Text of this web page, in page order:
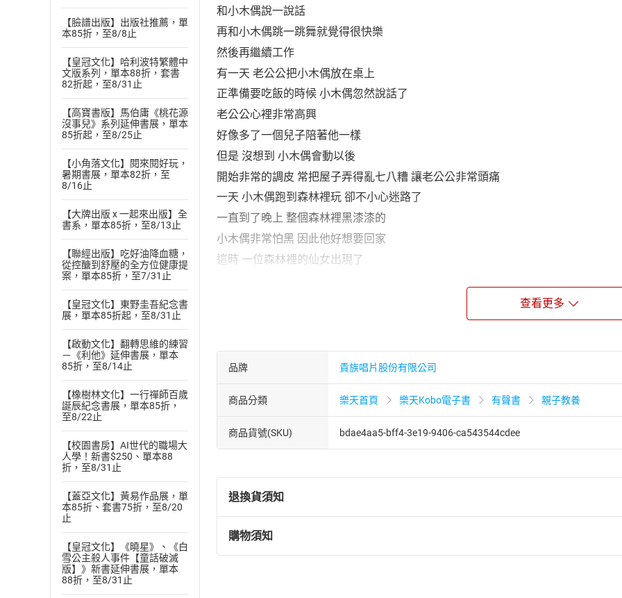
【臉譜出版】出版社推薦，單
本85折，至8/8止
【皇冠文化】哈利波特繁體中
文版系列，單本88折，套書
82折起，至8/31止
【高寶書版】馬伯庸《桃花源
沒事兒》系列延伸書展，單本
85折起，至8/25止
【小角落文化】閱來閱好玩，
暑期書展，單本82折，至
8/16止
【大牌出版 x 一起來出版】全
書系，單本85折，至8/13止
【聯經出版】吃好油降血糖，
從控醣到舒壓的全方位健康提
案，單本85折，至7/31止
【皇冠文化】東野圭吾紀念書
展，單本85折起，至8/31止
【啟動文化】翻轉思維的練習
－《利他》延伸書展，單本
85折，至8/14止
【橡樹林文化】一行禪師百歲
誕辰紀念書展，單本85折，
至8/22止
【校園書房】AI世代的職場大
人學！新書$250、單本88
折，至8/31止
【蓋亞文化】黃易作品展，單
本85折、套書75折，至8/20
止
【皇冠文化】《曉星》、《白
雪公主殺人事件【童話破滅
版】》新書延伸書展，單本
88折，至8/31止
和小木偶說一說話
再和小木偶跳一跳舞就覺得很快樂
然後再繼續工作
有一天 老公公把小木偶放在桌上
正準備要吃飯的時候 小木偶忽然說話了
老公公心裡非常高興
好像多了一個兒子陪著他一樣
但是 沒想到 小木偶會動以後
開始非常的調皮 常把屋子弄得亂七八糟 讓老公公非常頭痛
一天 小木偶跑到森林裡玩 卻不小心迷路了
一直到了晚上 整個森林裡黑漆漆的
小木偶非常怕黑 因此他好想要回家
這時 一位森林裡的仙女出現了
一誠實 鼻子就會縮回來
小木偶聽了仙女的話 決定當一位乖小孩
日子一天天的過去 老公公因年紀太大而生病了
小木偶孝順又懂事 很細心的照顧著老公公
仙女看到很高興 決定讓小木偶成為一個真正的小男孩
查看更多
品牌 貴族唱片股份有限公司
商品分類 樂天首頁 樂天Kobo電子書 有聲書 親子教養
商品貨號(SKU) bdae4aa5-bff4-3e19-9406-ca543544cdee
退換貨須知
退換貨規定：
(一)依消費者保護法第19條第1項後段暨通訊交易解除權合理例外情事適用
購物須知